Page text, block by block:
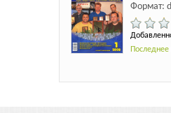
Формат:
Последнее